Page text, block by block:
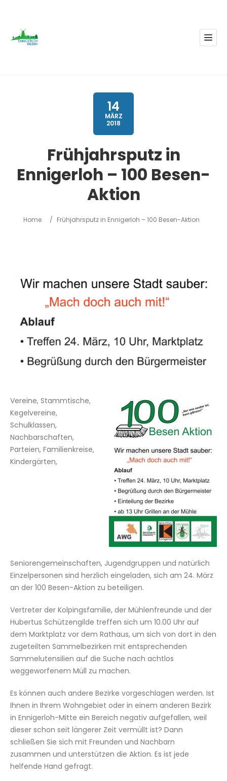
14
MÄRZ
2018
Frühjahrsputz in
Ennigerloh – 100 Besen-
Aktion
Home / Frühjahrsputz in Ennigerloh – 100 Besen-Aktion
Vereine, Stammtische,
Kegelvereine,
Schulklassen,
Nachbarschaften,
Parteien, Familienkreise,
Kindergärten,
Seniorengemeinschaften, Jugendgruppen und natürlich
Einzelpersonen sind herzlich eingeladen, sich am 24. März
an der 100 Besen-Aktion zu beteiligen.
Vertreter der Kolpingsfamilie, der Mühlenfreunde und der
Hubertus Schützengilde treffen sich um 10.00 Uhr auf
dem Marktplatz vor dem Rathaus, um sich von dort in den
zugeteilten Sammelbezirken mit entsprechenden
Sammelutensilien auf die Suche nach achtlos
weggeworfenem Müll zu machen.
Es können auch andere Bezirke vorgeschlagen werden. Ist
Ihnen in Ihrem Wohngebiet oder in einem anderen Bezirk
in Ennigerloh-Mitte ein Bereich negativ aufgefallen, weil
dieser schon seit längerer Zeit vermüllt ist? Dann
schließen Sie sich mit Freunden und Nachbarn
zusammen und unterstützen die Aktion. Es ist jede
helfende Hand gefragt.